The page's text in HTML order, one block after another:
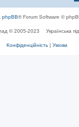
phpBB® Forum Software ©
© 2005-2023 Українська
Конфіденційність | Умови